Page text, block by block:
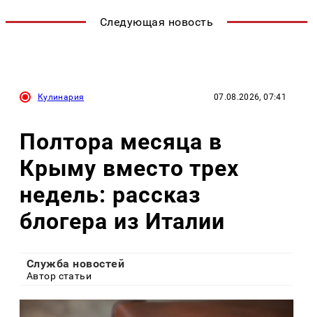
Следующая новость
Кулинария 07.08.2026, 07:41
Полтора месяца в
Крыму вместо трех
недель: рассказ
блогера из Италии
Служба новостей
Автор статьи